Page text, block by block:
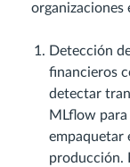
organizaciones
Detección
financieros
detectar
MLflow
empaquetar
producción.